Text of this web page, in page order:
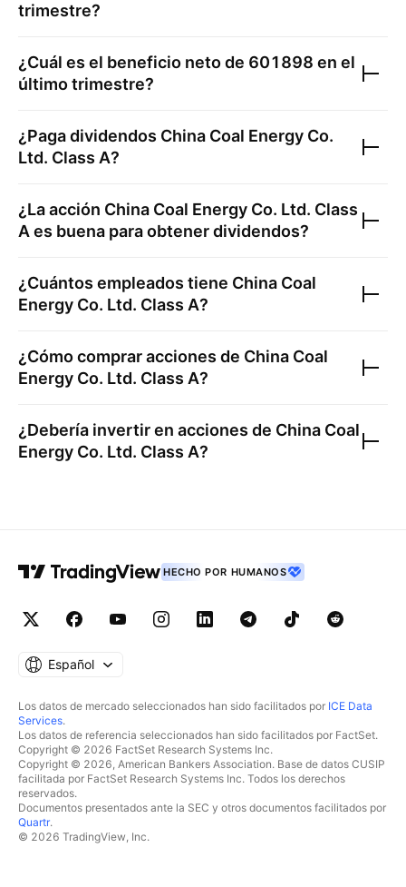
trimestre?
¿Cuál es el beneficio neto de 601898 en el
último trimestre?
¿Paga dividendos China Coal Energy Co.
Ltd. Class A?
¿La acción China Coal Energy Co. Ltd. Class
A es buena para obtener dividendos?
¿Cuántos empleados tiene China Coal
Energy Co. Ltd. Class A?
¿Cómo comprar acciones de China Coal
Energy Co. Ltd. Class A?
¿Debería invertir en acciones de China Coal
Energy Co. Ltd. Class A?
HECHO POR HUMANOS
Español
Los datos de mercado seleccionados han sido facilitados por ICE Data
Services.
Los datos de referencia seleccionados han sido facilitados por FactSet.
Copyright © 2026 FactSet Research Systems Inc.
Copyright © 2026, American Bankers Association. Base de datos CUSIP
facilitada por FactSet Research Systems Inc. Todos los derechos
reservados.
Documentos presentados ante la SEC y otros documentos facilitados por
Quartr.
© 2026 TradingView, Inc.